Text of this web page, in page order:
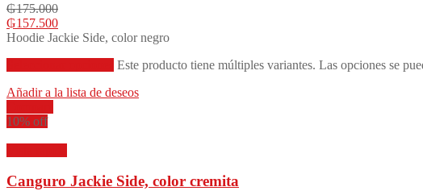
₲175.000
₲157.500
Hoodie Jackie Side, color negro
Este producto tiene múltiples variantes. Las opciones se
Añadir a la lista de deseos
10% off
Canguro Jackie Side, color cremita